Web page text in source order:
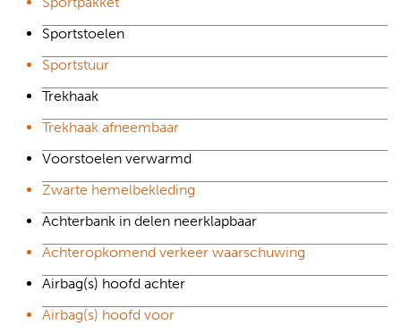
Sportstoelen
Sportstuur
Trekhaak
Trekhaak afneembaar
Voorstoelen verwarmd
Zwarte hemelbekleding
Achterbank in delen neerklapbaar
Achteropkomend verkeer waarschuwing
Airbag(s) hoofd achter
Airbag(s) hoofd voor